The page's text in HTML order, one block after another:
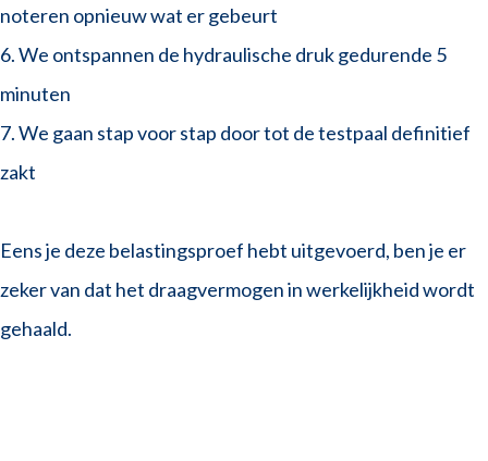
noteren opnieuw wat er gebeurt
6. We ontspannen de hydraulische druk gedurende 5
minuten
7. We gaan stap voor stap door tot de testpaal definitief
zakt
Eens je deze belastingsproef hebt uitgevoerd, ben je er
zeker van dat het draagvermogen in werkelijkheid wordt
gehaald.